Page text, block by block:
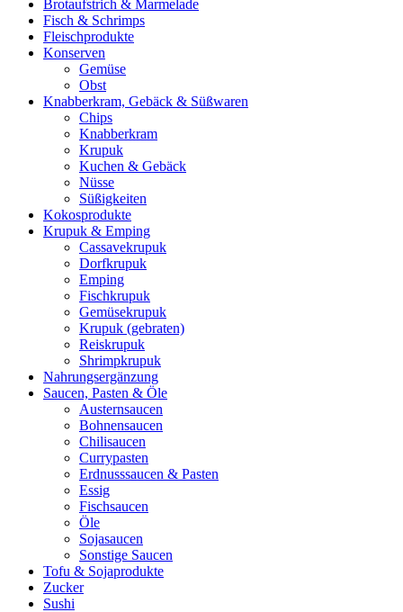
Brotaufstrich & Marmelade
Fisch & Schrimps
Fleischprodukte
Konserven
Gemüse
Obst
Knabberkram, Gebäck & Süßwaren
Chips
Knabberkram
Krupuk
Kuchen & Gebäck
Nüsse
Süßigkeiten
Kokosprodukte
Krupuk & Emping
Cassavekrupuk
Dorfkrupuk
Emping
Fischkrupuk
Gemüsekrupuk
Krupuk (gebraten)
Reiskrupuk
Shrimpkrupuk
Nahrungsergänzung
Saucen, Pasten & Öle
Austernsaucen
Bohnensaucen
Chilisaucen
Currypasten
Erdnusssaucen & Pasten
Essig
Fischsaucen
Öle
Sojasaucen
Sonstige Saucen
Tofu & Sojaprodukte
Zucker
Sushi